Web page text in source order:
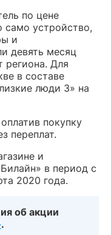
по цене
само устройство,
и
девять месяц
региона. Для
в составе
люди 3» на
покупку
переплат.
и
в период с
2020 года.
об акции
.